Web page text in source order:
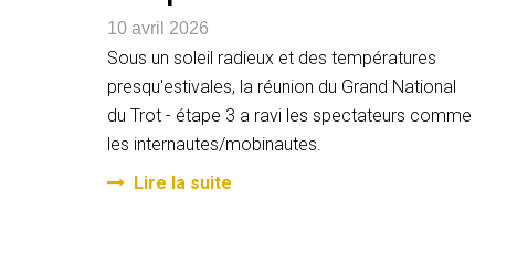
10 avril 2026
Sous un soleil radieux et des températures
presqu'estivales, la réunion du Grand National
du Trot - étape 3 a ravi les spectateurs comme
les internautes/mobinautes.
Lire la suite